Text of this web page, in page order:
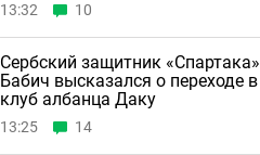
13:32 10
Сербский защитник «Спартака»
Бабич высказался о переходе в
клуб албанца Даку
13:25 14